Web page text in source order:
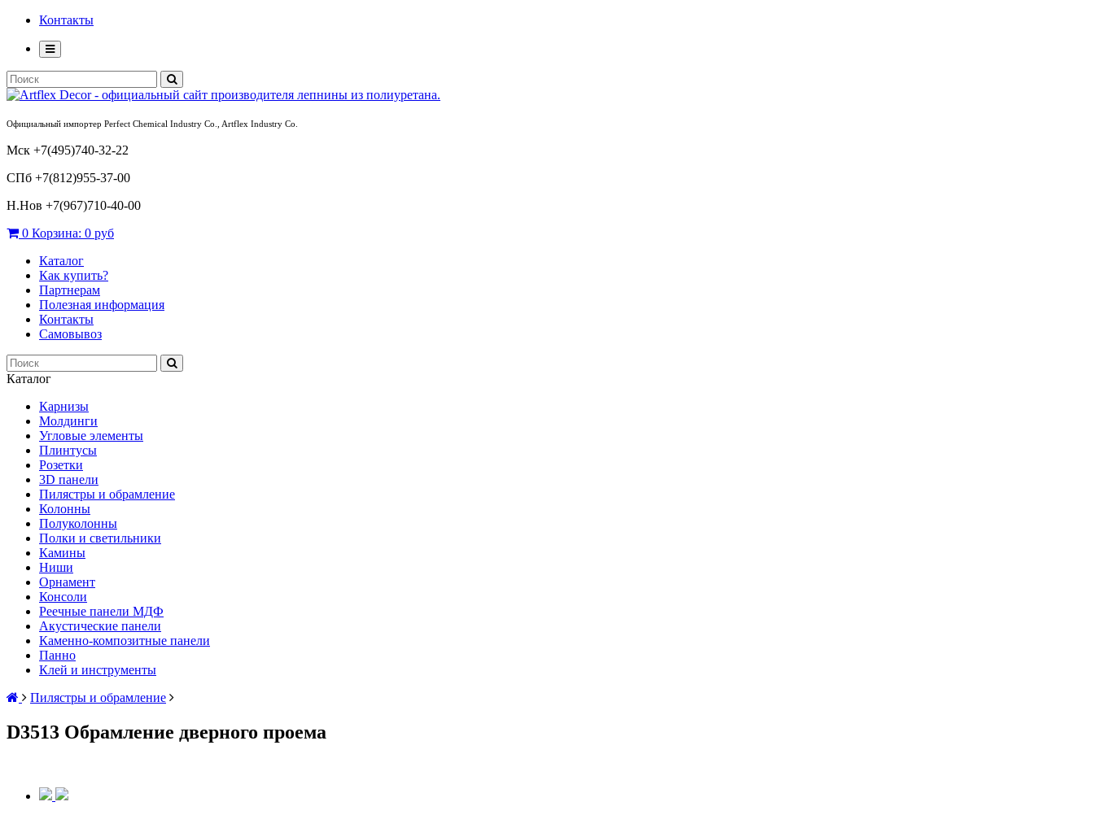
Контакты
Официальный импортер Perfect Chemical Industry Co., Artflex Industry Co.
Мск +7(495)740-32-22
СПб +7(812)955-37-00
Н.Нов +7(967)710-40-00
0 Корзина: 0 руб
Каталог
Как купить?
Партнерам
Полезная информация
Контакты
Самовывоз
Каталог
Карнизы
Молдинги
Угловые элементы
Плинтусы
Розетки
3D панели
Пилястры и обрамление
Колонны
Полуколонны
Полки и светильники
Камины
Ниши
Орнамент
Консоли
Реечные панели МДФ
Акустические панели
Каменно-композитные панели
Панно
Клей и инструменты
Пилястры и обрамление
D3513 Обрамление дверного проема